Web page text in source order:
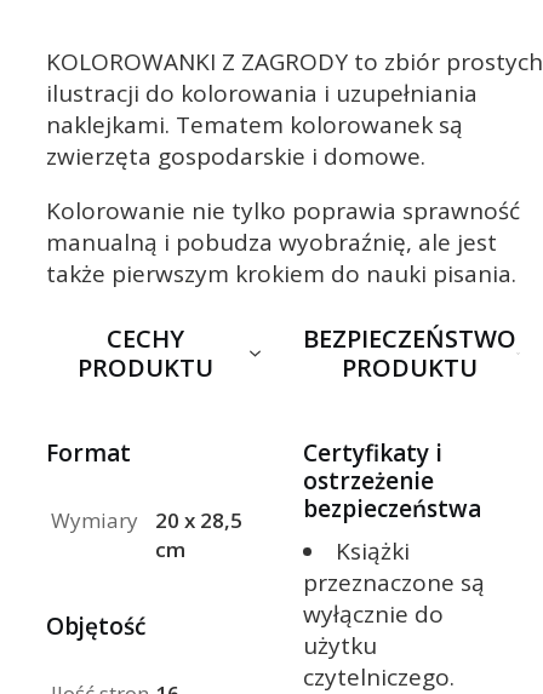
KOLOROWANKI Z ZAGRODY to zbiór prostych
ilustracji do kolorowania i uzupełniania
naklejkami. Tematem kolorowanek są
zwierzęta gospodarskie i domowe.
Kolorowanie nie tylko poprawia sprawność
manualną i pobudza wyobraźnię, ale jest
także pierwszym krokiem do nauki pisania.
CECHY
PRODUKTU
Format
Wymiary
20 x 28,5
cm
Objętość
BEZPIECZEŃSTWO
PRODUKTU
Certyfikaty i
ostrzeżenie
bezpieczeństwa
Książki
przeznaczone są
wyłącznie do
użytku
czytelniczego.